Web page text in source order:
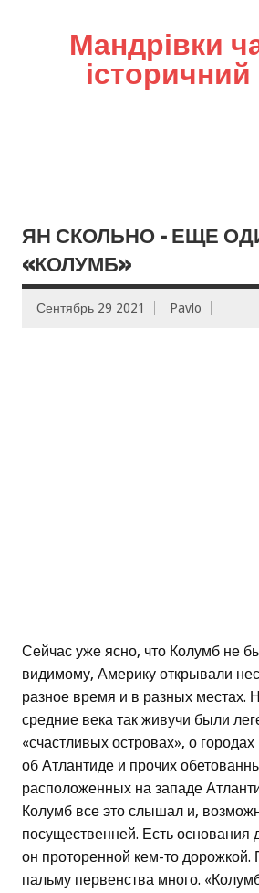
Мандрівки
ЯН СКОЛЬНО – ЕЩЕ
«КОЛУМБ»
Сентябрь 29 2021 Pavlo
Сейчас уже ясно, что Колумб не
видимому, Америку открывали
разное время и в разных местах.
средние века так живучи были
«счастливых островах», о
об Атлантиде и прочих
расположенных на западе
Колумб все это слышал и,
посущественней. Есть основания
он проторенной кем-то дорожкой.
пальму первенства много.